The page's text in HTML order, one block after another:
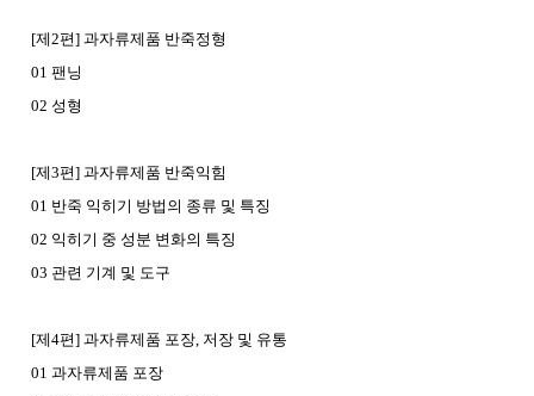
[제2편] 과자류제품 반죽정형
01 팬닝
02 성형
[제3편] 과자류제품 반죽익힘
01 반죽 익히기 방법의 종류 및 특징
02 익히기 중 성분 변화의 특징
03 관련 기계 및 도구
[제4편] 과자류제품 포장, 저장 및 유통
01 과자류제품 포장